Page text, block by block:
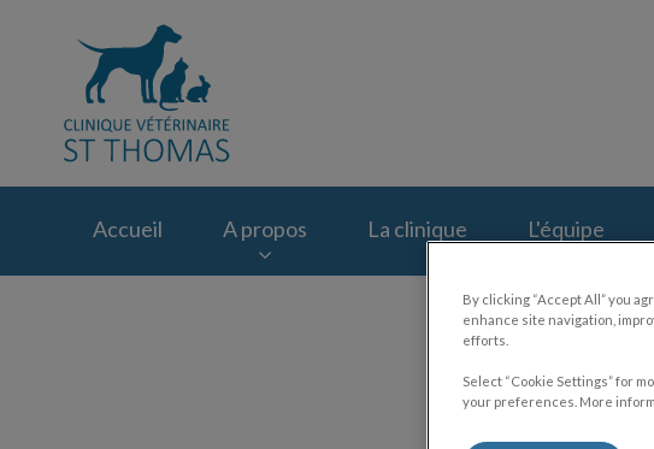
Accueil A propos La clinique L'équipe
By clicking “Accept All” you
enhance site navigation,
efforts.
Select “Cookie Settings” for
your preferences. More